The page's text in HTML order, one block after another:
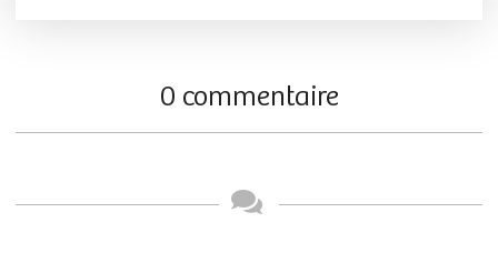
0 commentaire